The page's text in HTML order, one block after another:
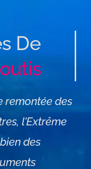
De
remontée des
l’Extrême
des